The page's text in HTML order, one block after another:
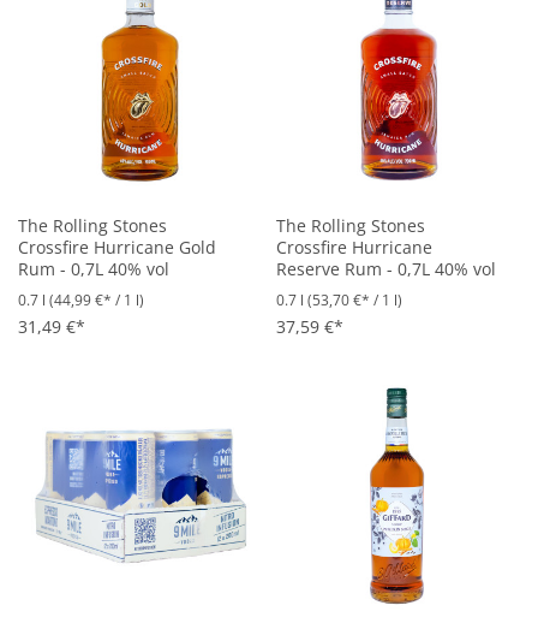
The Rolling Stones
Crossfire Hurricane Gold
Rum - 0,7L 40% vol
0.7 l (44,99 €* / 1 l)
31,49 €*
The Rolling Stones
Crossfire Hurricane
Reserve Rum - 0,7L 40% vol
0.7 l (53,70 €* / 1 l)
37,59 €*